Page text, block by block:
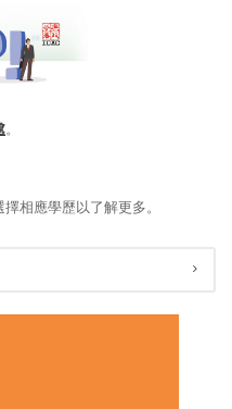
。
擇相應學歷以了解更多。